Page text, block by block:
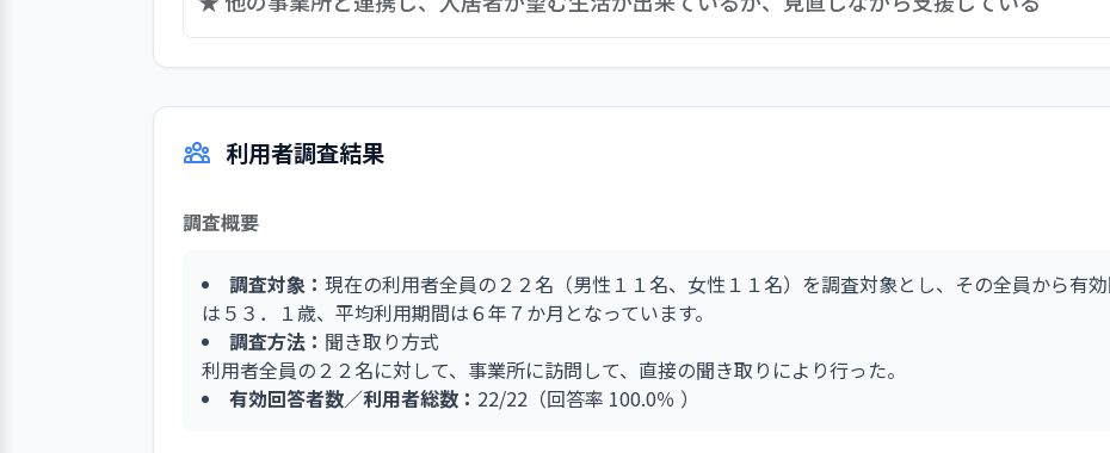
望（キャリアパス）を踏まえて職員一人ひとりの個人別育成（研修）計画を作成し、総合的な人事管理シ
目と47の詳細項目に基づいてアセスメント、自立を促す個別支援計画を作成している。更に計画作成に
利用者アンケートにも「ヘルパーさんとのお出かけが楽しい」とあったように、入居者の行きたい、やり
定期的に誕生日会を催したり、要望により来年度はバーベキューの計画もしており、入居者の思いを尊重し
利用者調査結果
調査概要
調査対象： 現在の利用者全員の２２名（男性１１名、女性１１名）を調査対象とし、その全員から有
は５３．１歳、平均利用期間は６年７か月となっています。
調査方法： 聞き取り方式
利用者全員の２２名に対して、事業所に訪問して、直接の聞き取りにより行った。
有効回答者数／利用者総数： 22/22（回答率 100.0％ ）